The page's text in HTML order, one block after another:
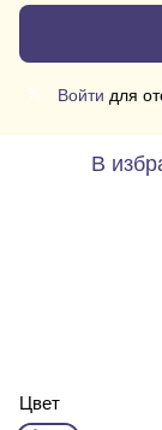
Войти для
В
Цвет